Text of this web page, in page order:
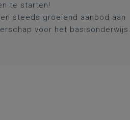
te starten!
steeds groeiend aanbod aan
voor het basisonderwijs.